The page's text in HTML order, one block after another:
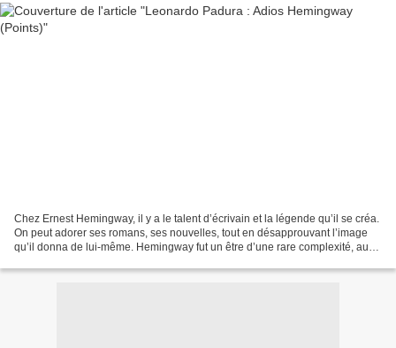
Chez Ernest Hemingway, il y a le talent d’écrivain et la légende qu’il se créa.
On peut adorer ses romans, ses nouvelles, tout en désapprouvant l’image
qu’il donna de lui-même. Hemingway fut un être d’une rare complexité, aussi